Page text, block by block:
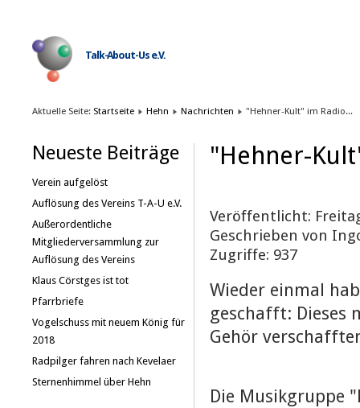
Talk-About-Us e.V.
Aktuelle Seite: Startseite Hehn Nachrichten "Hehner-Kult" im Radio...
Neueste Beiträge
Verein aufgelöst
Auflösung des Vereins T-A-U e.V.
Außerordentliche
Mitgliederversammlung zur
Auflösung des Vereins
Klaus Cörstges ist tot
Pfarrbriefe
Vogelschuss mit neuem König für
2018
Radpilger fahren nach Kevelaer
Sternenhimmel über Hehn
"Hehner-
Veröffentlicht:
Geschrieben von
Zugriffe: 937
Wieder einmal
geschafft: Dieses
Gehör
Die Musikgruppe